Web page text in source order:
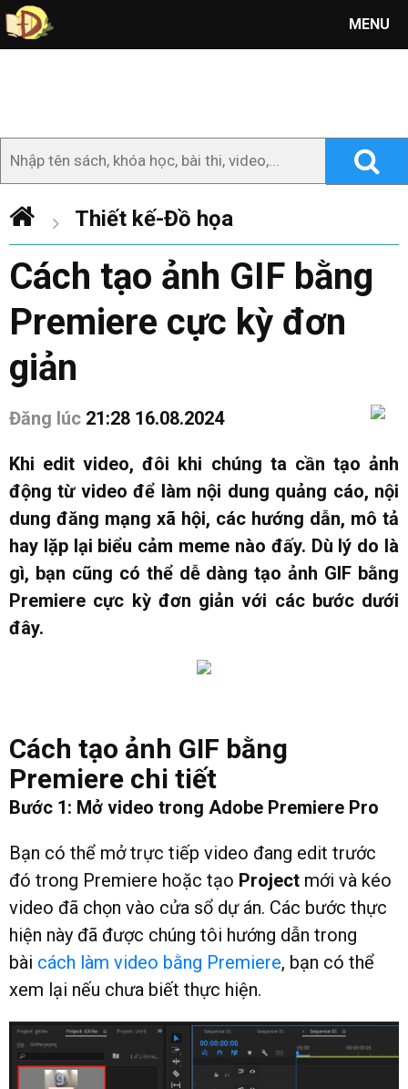
MENU
Thiết kế-Đồ họa
Cách tạo ảnh GIF bằng
Premiere cực kỳ đơn
giản
Đăng lúc 21:28 16.08.2024
Khi edit video, đôi khi chúng ta cần tạo ảnh
động từ video để làm nội dung quảng cáo, nội
dung đăng mạng xã hội, các hướng dẫn, mô tả
hay lặp lại biểu cảm meme nào đấy. Dù lý do là
gì, bạn cũng có thể dễ dàng tạo ảnh GIF bằng
Premiere cực kỳ đơn giản với các bước dưới
đây.
Cách tạo ảnh GIF bằng
Premiere chi tiết
Bước 1: Mở video trong Adobe Premiere Pro
Bạn có thể mở trực tiếp video đang edit trước
đó trong Premiere hoặc tạo Project mới và kéo
video đã chọn vào cửa sổ dự án. Các bước thực
hiện này đã được chúng tôi hướng dẫn trong
bài cách làm video bằng Premiere, bạn có thể
xem lại nếu chưa biết thực hiện.